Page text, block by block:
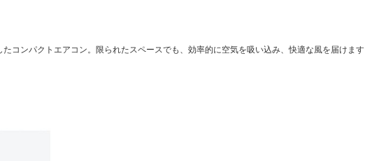
コンパクトエアコン。限られたスペースでも、効率的に空気を吸い込み、快適な風を届けま